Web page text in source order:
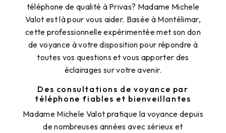
téléphone de qualité à Privas? Madame Michele
Valot est là pour vous aider. Basée à Montélimar,
cette professionnelle expérimentée met son don
de voyance à votre disposition pour répondre à
toutes vos questions et vous apporter des
éclairages sur votre avenir.
Des consultations de voyance par
téléphone fiables et bienveillantes
Madame Michele Valot pratique la voyance depuis
de nombreuses années avec sérieux et